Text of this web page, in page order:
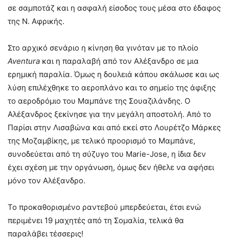
σε σαμποτάζ και η ασφαλή είσοδος τους μέσα στο έδαφος
της Ν. Αφρικής.
Στο αρχικό σενάριο η κίνηση θα γινόταν με το πλοίο
Aventura και η παραλαβή από τον Αλέξανδρο σε μια
ερημική παραλία. Όμως η δουλειά κάπου σκάλωσε και ως
λύση επιλέχθηκε το αεροπλάνο και το σημείο της άφιξης
το αεροδρόμιο του Μαμπάνε της Σουαζιλάνδης. Ο
Αλέξανδρος ξεκίνησε για την μεγάλη αποστολή. Από το
Παρίσι στην Λισαβώνα και από εκεί στο Λουρέτζο Μάρκες
της Μοζαμβίκης, με τελικό προορισμό το Μαμπάνε,
συνοδεύεται από τη σύζυγο του Marie-Jose, η ίδια δεν
έχει σχέση με την οργάνωση, όμως δεν ήθελε να αφήσει
μόνο τον Αλέξανδρο.
Το προκαθορισμένο ραντεβού μπερδεύεται, έτσι ενώ
περιμένει 19 μαχητές από τη Σομαλία, τελικά θα
παραλάβει τέσσερις!